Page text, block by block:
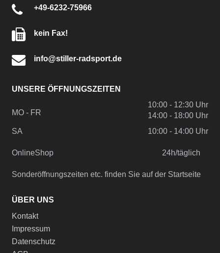
+49-6232-75966
kein Fax!
info@stiller-radsport.de
UNSERE ÖFFNUNGSZEITEN
MO - FR
10:00 - 12:30 Uhr
14:00 - 18:00 Uhr
SA
10:00 - 14:00 Uhr
OnlineShop 24h/täglich
Sonderöffnungszeiten etc. finden Sie auf der Startseite
ÜBER UNS
Kontakt
Impressum
Datenschutz